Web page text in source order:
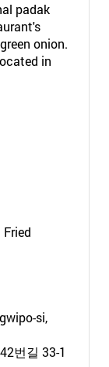
padak
onion.
in
si,
번길 33-1